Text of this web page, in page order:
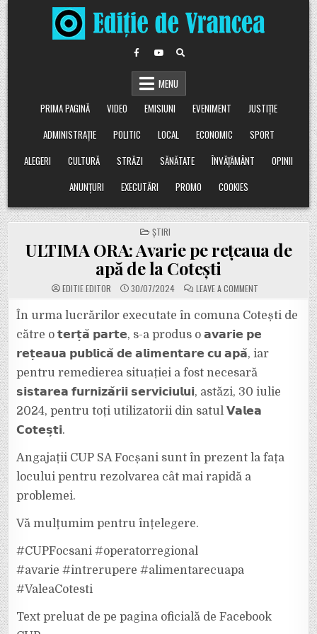
Skip
to
content
MENU
PRIMA PAGINĂ
VIDEO EMISIUNI EVENIMENT
JUSTIȚIE
ADMINISTRAȚIE
POLITIC LOCAL ECONOMIC
SPORT
ALEGERI
CULTURĂ STRĂZI SĂNĂTATE ÎNVĂȚĂMÂNT
OPINII
ANUNȚURI
EXECUTĂRI PROMO COOKIES
POSTED
IN
ȘTIRI
ULTIMA ORA: Avarie pe rețeaua de
apă de la Coteşti
EDITIE EDITOR 30/07/2024 LEAVE A COMMENT
ULTIMA
AVARIE
PE
REȚEAUA
DE
DE
În urma lucrărilor executate în comuna Cotești de
către o 𝘁𝗲𝗿𝘁̦𝗮̆ 𝗽𝗮𝗿𝘁𝗲, s-a produs o 𝗮𝘃𝗮𝗿𝗶𝗲 𝗽𝗲
𝗿𝗲𝘁̦𝗲𝗮𝘂𝗮 𝗽𝘂𝗯𝗹𝗶𝗰𝗮̆ 𝗱𝗲 𝗮𝗹𝗶𝗺𝗲𝗻𝘁𝗮𝗿𝗲 𝗰𝘂 𝗮𝗽𝗮̆, iar
pentru remedierea situației a fost necesară
𝘀𝗶𝘀𝘁𝗮𝗿𝗲𝗮 𝗳𝘂𝗿𝗻𝗶𝘇𝗮̆𝗿𝗶𝗶 𝘀𝗲𝗿𝘃𝗶𝗰𝗶𝘂𝗹𝘂𝗶, astăzi, 30 iulie
2024, pentru toți utilizatorii din satul 𝗩𝗮𝗹𝗲𝗮
𝗖𝗼𝘁𝗲𝘀̦𝘁𝗶.
Angajații CUP SA Focșani sunt în prezent la fața
locului pentru rezolvarea cât mai rapidă a
problemei.
Vă mulțumim pentru înțelegere.
#CUPFocsani #operatorregional
#avarie #intrerupere #alimentarecuapa
#ValeaCotesti
Text preluat de pe pagina oficială de Facebook